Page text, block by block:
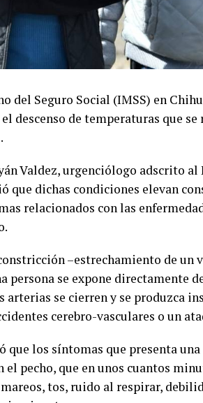
del Seguro Social (IMSS) en
descenso de temperaturas que
Valdez, urgenciólogo adscrito
que dichas condiciones elevan
relacionados con las
–estrechamiento de un
persona se expone directamente
arterias se cierren y se produzca
cerebro-vasculares o un
que los síntomas que presenta
pecho, que en unos cuantos
tos, ruido al respirar,